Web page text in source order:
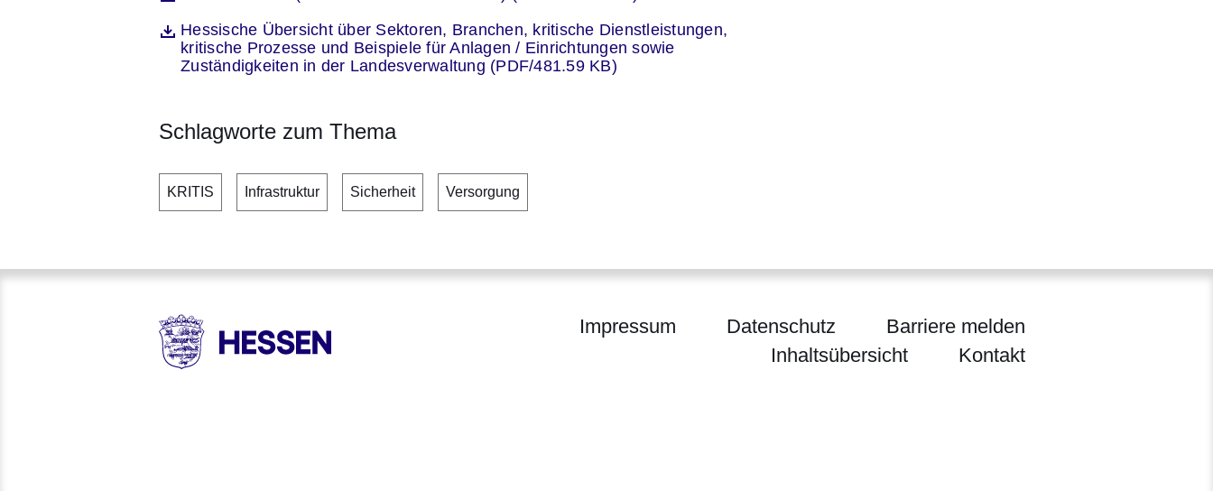
DateiHessische Übersicht über Sektoren, Branchen, kritische Dienstleistungen,
kritische Prozesse und Beispiele für Anlagen / Einrichtungen sowie
Zuständigkeiten in der Landesverwaltung (PDF/481.59 KB)
Öffnet sich in einem neuen Fenster
Schlagworte zum Thema
KRITIS Infrastruktur Sicherheit Versorgung
Impressum Datenschutz
Barriere melden
Inhaltsübersicht
Kontakt